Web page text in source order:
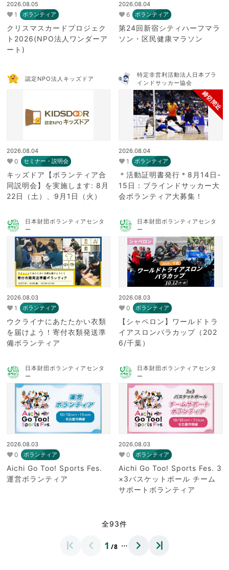
2026.08.05
1 ボランティア
クリスマスカードプロジェク
ト2026(NPO法人ワンダーア
ート)
2026.08.04
6 ボランティア
第24回新宿シティハーフマラ
ソン・区民健康マラソン
認定NPO法人キッズドア
2026.08.04
0 セミナー・説明会
キッズドア【ボランティア合
同説明会】を実施します: 8月
22日（土）、9月1日（火）
特定非営利活動法人日本ブラ
インドサッカー協会
締切間近
2026.08.04
1 ボランティア
＊活動証明書発行＊8月14日-
15日：ブラインドサッカー大
会ボランティア大募集！
日本財団ボランティアセンタ
ー
2026.08.03
1 ボランティア
ウクライナにあたたかい衣類
を届けよう！寄付衣類発送準
備ボランティア
日本財団ボランティアセンタ
ー
2026.08.03
0 ボランティア
【シャペロン】ワールドトラ
イアスロンパラカップ（202
6/千葉）
日本財団ボランティアセンタ
ー
2026.08.03
0 ボランティア
Aichi Go Too! Sports Fes.
運営ボランティア
日本財団ボランティアセンタ
ー
2026.08.03
0 ボランティア
Aichi Go Too! Sports Fes. 3
×3バスケットボール チーム
サポートボランティア
全93件
1 /8 …